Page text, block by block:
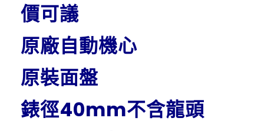
價可議
原廠自動機心
原裝面盤
錶徑40mm不含龍頭